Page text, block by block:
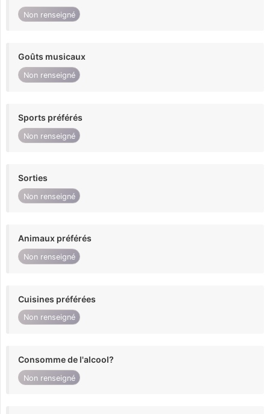
Non renseigné
Goûts musicaux
Non renseigné
Sports préférés
Non renseigné
Sorties
Non renseigné
Animaux préférés
Non renseigné
Cuisines préférées
Non renseigné
Consomme de l'alcool?
Non renseigné